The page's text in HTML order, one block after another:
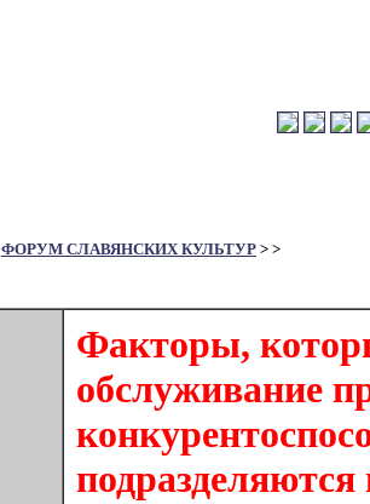
ФОРУМ СЛАВЯНСКИХ КУЛЬТУР > >
Факторы,
обслуживание